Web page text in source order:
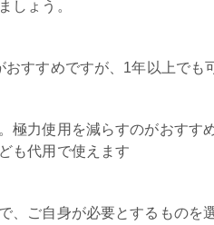
しょう。
すすめですが、1年以上でも
極力使用を減らすのがおすす
も代用で使えます
、ご自身が必要とするものを